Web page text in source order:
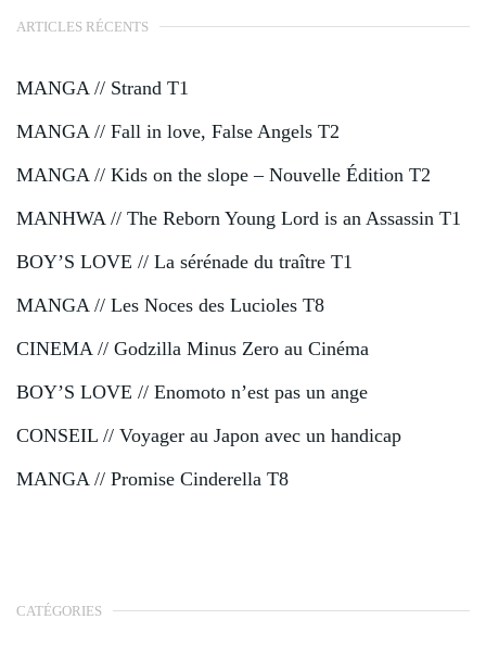
ARTICLES RÉCENTS
MANGA // Strand T1
MANGA // Fall in love, False Angels T2
MANGA // Kids on the slope – Nouvelle Édition T2
MANHWA // The Reborn Young Lord is an Assassin T1
BOY’S LOVE // La sérénade du traître T1
MANGA // Les Noces des Lucioles T8
CINEMA // Godzilla Minus Zero au Cinéma
BOY’S LOVE // Enomoto n’est pas un ange
CONSEIL // Voyager au Japon avec un handicap
MANGA // Promise Cinderella T8
CATÉGORIES